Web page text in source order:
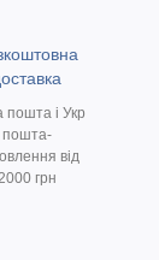
пошта і Укр
пошта-
від
грн